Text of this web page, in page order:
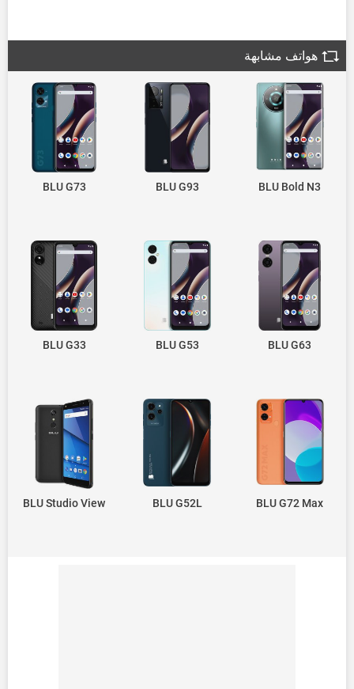
هواتف مشابهة
BLU Bold N3
BLU G93
BLU G73
BLU G63
BLU G53
BLU G33
BLU G72 Max
BLU G52L
BLU Studio View